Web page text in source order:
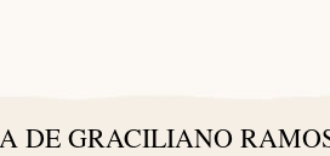
DE GRACILIANO